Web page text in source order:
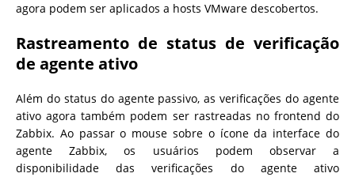
agora podem ser aplicados a hosts VMware descobertos.
Rastreamento de status de verificação
de agente ativo
Além do status do agente passivo, as verificações do agente
ativo agora também podem ser rastreadas no frontend do
Zabbix. Ao passar o mouse sobre o ícone da interface do
agente Zabbix, os usuários podem observar a
disponibilidade das verificações do agente ativo